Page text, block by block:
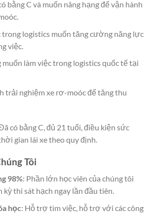
bằng C và muốn nâng hạng để vận hành
logistics muốn tăng cường năng lực
việc.
muốn làm việc trong logistics quốc tế tại
trải nghiệm xe rơ-moóc để tăng thu
có bằng C, đủ 21 tuổi, điều kiện sức
gian lái xe theo quy định.
Tôi
98%: Phần lớn học viên của chúng tôi
kỳ thi sát hạch ngay lần đầu tiên.
học: Hỗ trợ tìm việc, hỗ trợ với các công